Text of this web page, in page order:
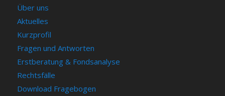
Über uns
Aktuelles
Kurzprofil
Fragen und Antworten
Erstberatung & Fondsanalyse
Rechtsfälle
Download Fragebogen